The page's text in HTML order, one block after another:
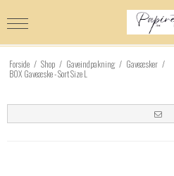
Forside / Shop / Gaveindpakning / Gaveæsker /
BOX Gaveæske - Sort Size L